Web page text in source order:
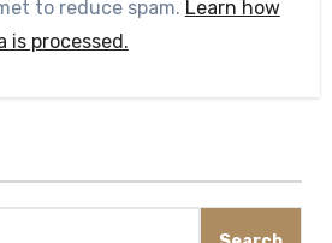
to reduce spam. Learn how
is processed.